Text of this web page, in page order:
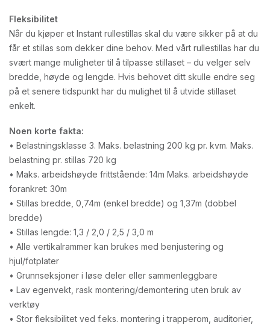
Fleksibilitet
Når du kjøper et Instant rullestillas skal du være sikker på at du
får et stillas som dekker dine behov. Med vårt rullestillas har du
svært mange muligheter til å tilpasse stillaset – du velger selv
bredde, høyde og lengde. Hvis behovet ditt skulle endre seg
på et senere tidspunkt har du mulighet til å utvide stillaset
enkelt.
Noen korte fakta:
• Belastningsklasse 3. Maks. belastning 200 kg pr. kvm. Maks.
belastning pr. stillas 720 kg
• Maks. arbeidshøyde frittstående: 14m Maks. arbeidshøyde
forankret: 30m
• Stillas bredde, 0,74m (enkel bredde) og 1,37m (dobbel
bredde)
• Stillas lengde: 1,3 / 2,0 / 2,5 / 3,0 m
• Alle vertikalrammer kan brukes med benjustering og
hjul/fotplater
• Grunnseksjoner i løse deler eller sammenleggbare
• Lav egenvekt, rask montering/demontering uten bruk av
verktøy
• Stor fleksibilitet ved f.eks. montering i trapperom, auditorier,